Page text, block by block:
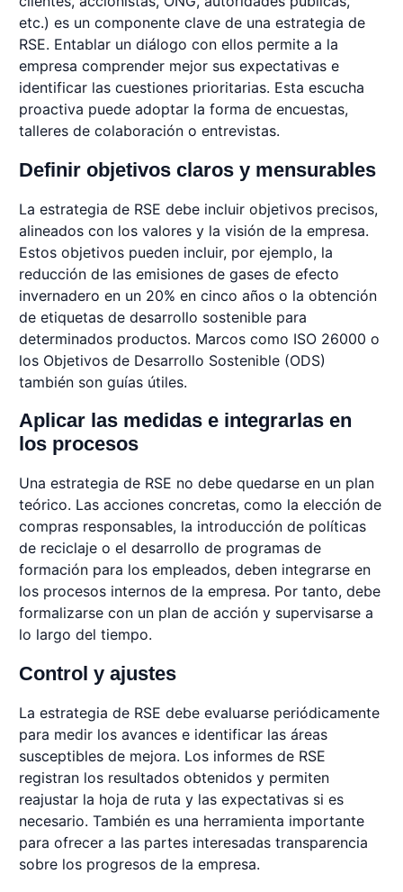
etc.) es un componente clave de una estrategia de
RSE. Entablar un diálogo con ellos permite a la
empresa comprender mejor sus expectativas e
identificar las cuestiones prioritarias. Esta escucha
proactiva puede adoptar la forma de encuestas,
talleres de colaboración o entrevistas.
Definir objetivos claros y mensurables
La estrategia de RSE debe incluir objetivos precisos,
alineados con los valores y la visión de la empresa.
Estos objetivos pueden incluir, por ejemplo, la
reducción de las emisiones de gases de efecto
invernadero en un 20% en cinco años o la obtención
de etiquetas de desarrollo sostenible para
determinados productos. Marcos como ISO 26000 o
los Objetivos de Desarrollo Sostenible (ODS)
también son guías útiles.
Aplicar las medidas e integrarlas en
los procesos
Una estrategia de RSE no debe quedarse en un plan
teórico. Las acciones concretas, como la elección de
compras responsables, la introducción de políticas
de reciclaje o el desarrollo de programas de
formación para los empleados, deben integrarse en
los procesos internos de la empresa. Por tanto, debe
formalizarse con un plan de acción y supervisarse a
lo largo del tiempo.
Control y ajustes
La estrategia de RSE debe evaluarse periódicamente
para medir los avances e identificar las áreas
susceptibles de mejora. Los informes de RSE
registran los resultados obtenidos y permiten
reajustar la hoja de ruta y las expectativas si es
necesario. También es una herramienta importante
para ofrecer a las partes interesadas transparencia
sobre los progresos de la empresa.